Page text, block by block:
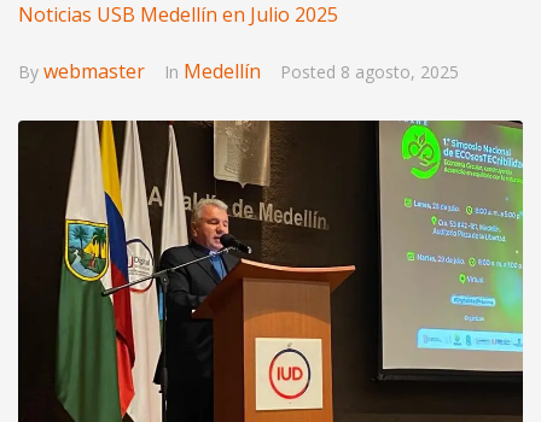
Noticias USB Medellín en Julio 2025
By webmaster In Medellín Posted 8 agosto, 2025